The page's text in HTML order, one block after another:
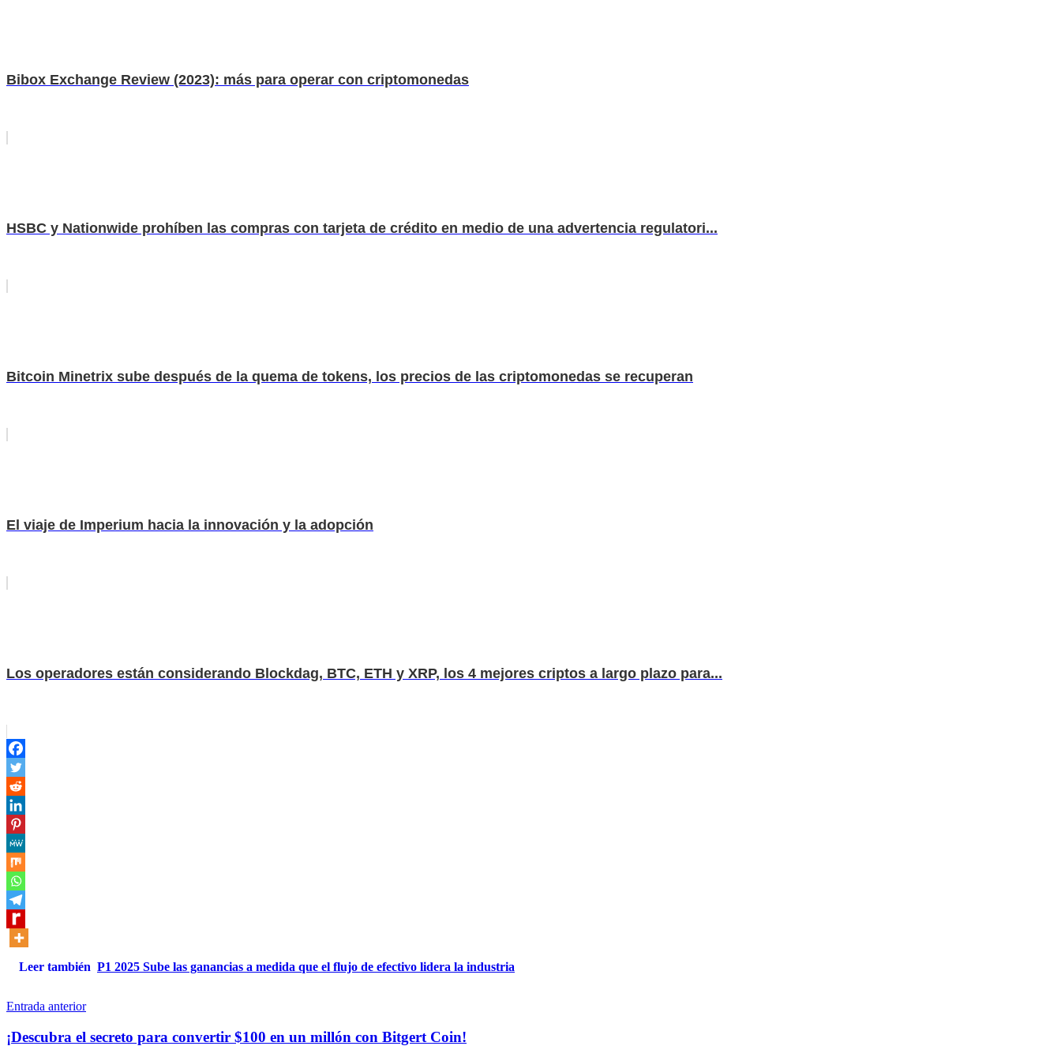
Bibox Exchange Review (2023): más para operar con criptomonedas
HSBC y Nationwide prohíben las compras con tarjeta de crédito en medio de una advertencia regulatori...
Bitcoin Minetrix sube después de la quema de tokens, los precios de las criptomonedas se recuperan
El viaje de Imperium hacia la innovación y la adopción
Los operadores están considerando Blockdag, BTC, ETH y XRP, los 4 mejores criptos a largo plazo para...
Leer también P1 2025 Sube las ganancias a medida que el flujo de efectivo lidera la industria
Navegación
de
entradas
Entrada anterior
¡Descubra el secreto para convertir $100 en un millón con Bitgert Coin!